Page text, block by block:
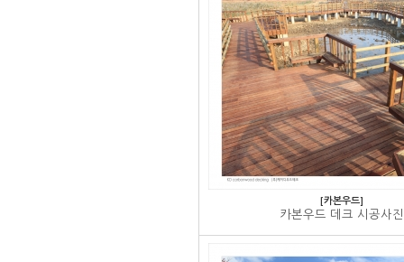
[카본우드]
카본우드 데크 시공사진